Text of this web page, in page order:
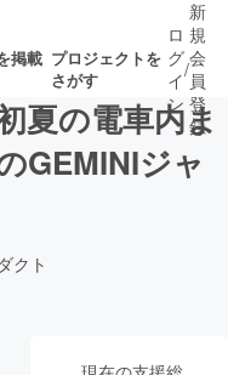
掲載 プロジェクトを
さがす
終了が近いプ
ロ
グ
イ
ン
/
新
規
会
員
登
録
夏の電車内ま
GEMINIジャ
クト